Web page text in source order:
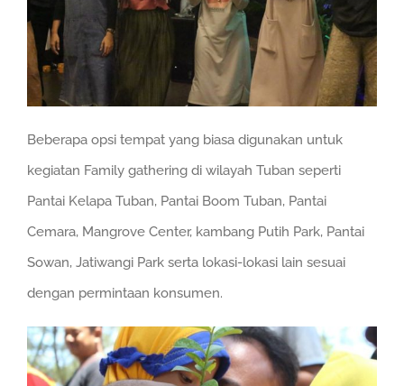
Beberapa opsi tempat yang biasa digunakan untuk
kegiatan Family gathering di wilayah Tuban seperti
Pantai Kelapa Tuban, Pantai Boom Tuban, Pantai
Cemara, Mangrove Center, kambang Putih Park, Pantai
Sowan, Jatiwangi Park serta lokasi-lokasi lain sesuai
dengan permintaan konsumen.